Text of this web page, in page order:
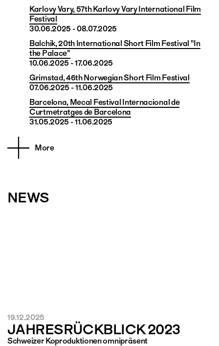
Karlovy Vary, 57th Karlovy Vary International Film
Festival
30.06.2025 - 08.07.2025
Balchik, 20th International Short Film Festival "In
the Palace"
10.06.2025 - 17.06.2025
Grimstad, 46th Norwegian Short Film Festival
07.06.2025 - 11.06.2025
Barcelona, Mecal Festival Internacional de
Curtmetratges de Barcelona
31.05.2025 - 11.06.2025
More
NEWS
19.12.2025
JAHRESRÜCKBLICK 2023
Schweizer Koproduktionen omnipräsent